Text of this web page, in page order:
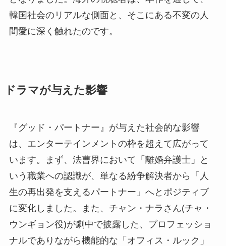
韓国社会のリアルな側面と、そこにある不変の人
間愛に深く触れたのです。
ドラマが与えた影響
『グッド・パートナー』が与えた社会的な影響
は、エンターテインメントの枠を超えて広がって
います。まず、法曹界において「離婚弁護士」と
いう職業への認識が、単なる紛争解決者から「人
生の再出発を支えるパートナー」へとポジティブ
に変化しました。また、チャン・ナラさん(チャ・
ウンギョン役)が劇中で披露した、プロフェッショ
ナルでありながら機能的な「オフィス・ルック」